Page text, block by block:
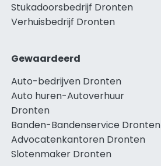
Stukadoorsbedrijf Dronten
Verhuisbedrijf Dronten
Gewaardeerd
Auto-bedrijven Dronten
Auto huren-Autoverhuur
Dronten
Banden-Bandenservice Dronten
Advocatenkantoren Dronten
Slotenmaker Dronten